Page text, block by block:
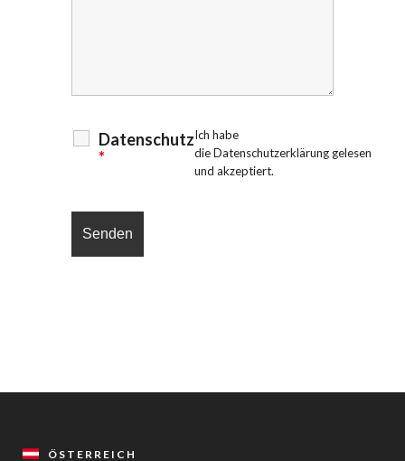
Datenschutz
*
Ich habe
dieDatenschutzerklärung gelesen
und akzeptiert.
ÖSTERREICH